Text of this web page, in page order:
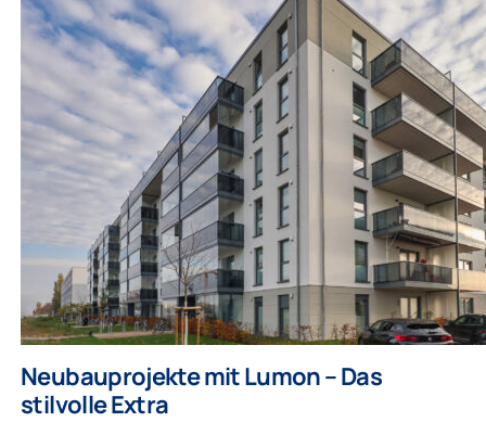
Neubauprojekte mit Lumon – Das
stilvolle Extra